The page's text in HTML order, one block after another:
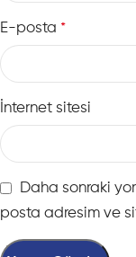
E-posta *
İnternet sitesi
Daha sonraki
posta adresim ve